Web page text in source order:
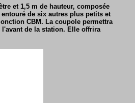
et 1,5 m de hauteur, composée
de six autres plus petits et
CBM. La coupole permettra
de la station. Elle offrira